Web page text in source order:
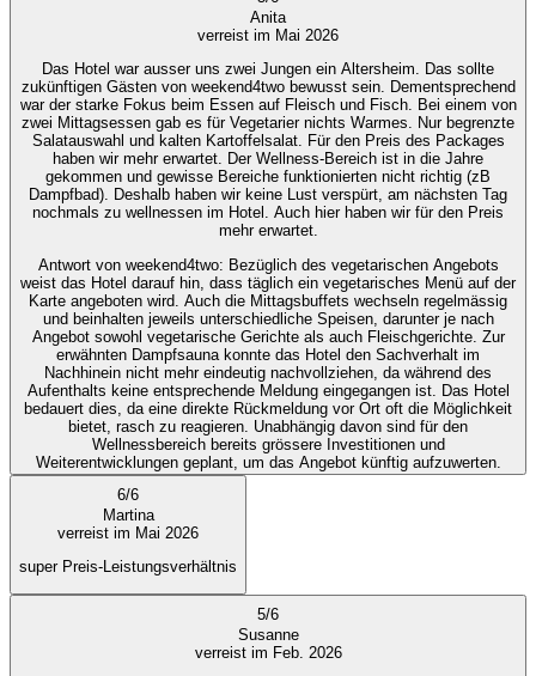
Anita
verreist im Mai 2026
Das Hotel war ausser uns zwei Jungen ein Altersheim. Das sollte
zukünftigen Gästen von weekend4two bewusst sein. Dementsprechend
war der starke Fokus beim Essen auf Fleisch und Fisch. Bei einem von
zwei Mittagsessen gab es für Vegetarier nichts Warmes. Nur begrenzte
Salatauswahl und kalten Kartoffelsalat. Für den Preis des Packages
haben wir mehr erwartet. Der Wellness-Bereich ist in die Jahre
gekommen und gewisse Bereiche funktionierten nicht richtig (zB
Dampfbad). Deshalb haben wir keine Lust verspürt, am nächsten Tag
nochmals zu wellnessen im Hotel. Auch hier haben wir für den Preis
mehr erwartet.
Antwort von weekend4two: Bezüglich des vegetarischen Angebots
weist das Hotel darauf hin, dass täglich ein vegetarisches Menü auf der
Karte angeboten wird. Auch die Mittagsbuffets wechseln regelmässig
und beinhalten jeweils unterschiedliche Speisen, darunter je nach
Angebot sowohl vegetarische Gerichte als auch Fleischgerichte. Zur
erwähnten Dampfsauna konnte das Hotel den Sachverhalt im
Nachhinein nicht mehr eindeutig nachvollziehen, da während des
Aufenthalts keine entsprechende Meldung eingegangen ist. Das Hotel
bedauert dies, da eine direkte Rückmeldung vor Ort oft die Möglichkeit
bietet, rasch zu reagieren. Unabhängig davon sind für den
Wellnessbereich bereits grössere Investitionen und
Weiterentwicklungen geplant, um das Angebot künftig aufzuwerten.
6/6
Martina
verreist im Mai 2026
super Preis-Leistungsverhältnis
5/6
Susanne
verreist im Feb. 2026